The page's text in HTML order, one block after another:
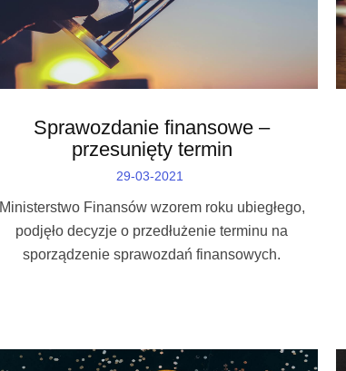
Sprawozdanie finansowe –
przesunięty termin
29-03-2021
Ministerstwo Finansów wzorem roku ubiegłego,
podjęło decyzje o przedłużenie terminu na
sporządzenie sprawozdań finansowych.